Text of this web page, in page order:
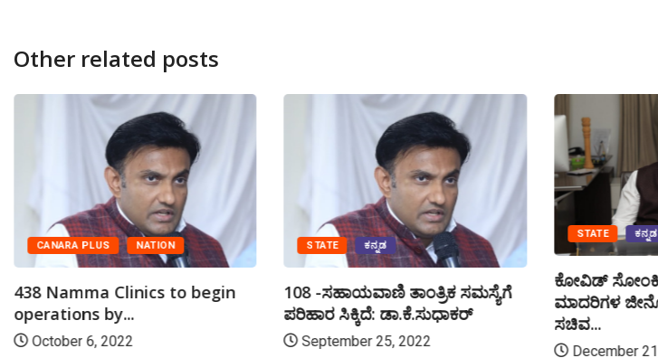
Other related posts
CANARA PLUS NATION
438 Namma Clinics to begin
operations by...
October 6, 2022
STATE ಕನ್ನಡ
108 -ಸಹಾಯವಾಣಿ ತಾಂತ್ರಿಕ ಸಮಸ್ಯೆಗೆ
ಪರಿಹಾರ ಸಿಕ್ಕಿದೆ: ಡಾ.ಕೆ.ಸುಧಾಕರ್
September 25, 2022
STATE ಕನ್ನಡ
ಕೋವಿಡ್‌
ಮಾದರಿಗಳ
ಸಚಿವ...
December